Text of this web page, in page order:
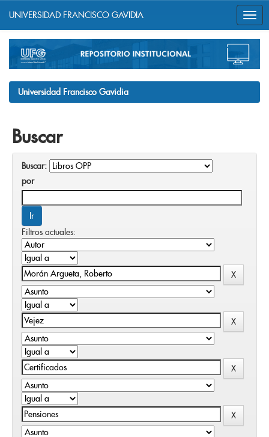
navigation
UNIVERSIDAD FRANCISCO GAVIDIA
Universidad Francisco Gavidia
Buscar
Buscar:
por
Filtros actuales: